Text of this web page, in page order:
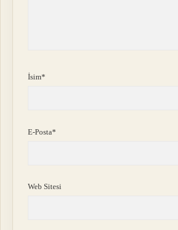
İsim*
E-Posta*
Web Sitesi